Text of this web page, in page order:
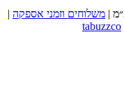
משלוחים וזמני אספקה |
tabuzzco